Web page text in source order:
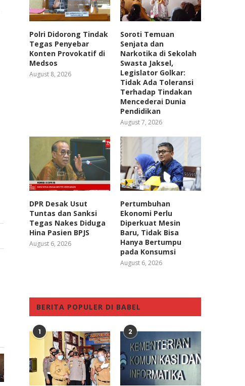
Polri Didorong Tindak
Tegas Penyebar
Konten Provokatif di
Medsos
August 8, 2026
Soroti Temuan
Senjata dan
Narkotika di Sekolah
Swasta Jaksel,
Legislator Golkar:
Tidak Ada Toleransi
Terhadap Tindakan
Mencederai Dunia
Pendidikan
August 7, 2026
DPR Desak Usut
Tuntas dan Sanksi
Tegas Nakes Diduga
Hina Pasien BPJS
August 6, 2026
Pertumbuhan
Ekonomi Perlu
Diperkuat Mesin
Baru, Tidak Bisa
Hanya Bertumpu
pada Konsumsi
August 6, 2026
BERITA POPULER DI BABEL
1 2